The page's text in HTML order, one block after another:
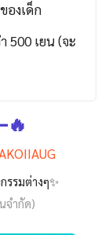
องเด็ก
500 เยน (จะ
รรมต่างๆ✨
จำกัด)